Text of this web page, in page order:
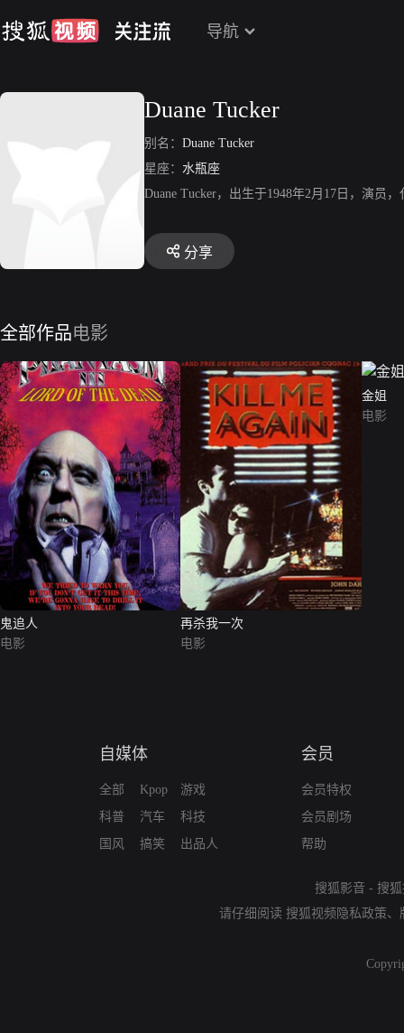
导航
Duane Tucker
别名： Duane Tucker
星座： 水瓶座
Duane Tucker，出生于1948年2月17日，演员
分享
全部作品电影
鬼追人
电影
再杀我一次
电影
金姐
电影
自媒体
全部
科普
国风
Kpop
汽车
搞笑
游戏
科技
出品人
会员
会员特权
会员剧场
帮助
搜狐影音 - 搜
请仔细阅读 搜狐视频隐私政策、